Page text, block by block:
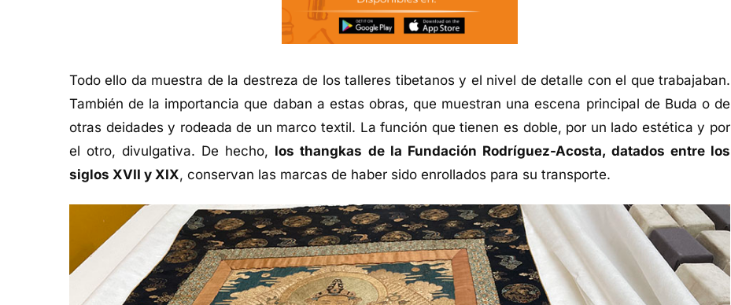
Todo ello da muestra de la destreza de los talleres tibetanos y el nivel de detalle con el que trabajaban.
También de la importancia que daban a estas obras, que muestran una escena principal de Buda o de
otras deidades y rodeada de un marco textil. La función que tienen es doble, por un lado estética y por
el otro, divulgativa. De hecho, los thangkas de la Fundación Rodríguez-Acosta, datados entre los
siglos XVII y XIX, conservan las marcas de haber sido enrollados para su transporte.